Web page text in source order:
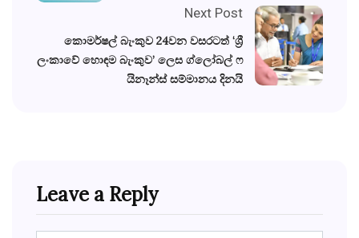
Next Post
කොමර්ෂල් බැංකුව 24වන වසරටත් ‘ශ්‍රී
ලංකාවේ හොඳම බැංකුව’ ලෙස ග්ලෝබල් ෆ
යිනෑන්ස් සම්මානය දිනයි
Leave a Reply